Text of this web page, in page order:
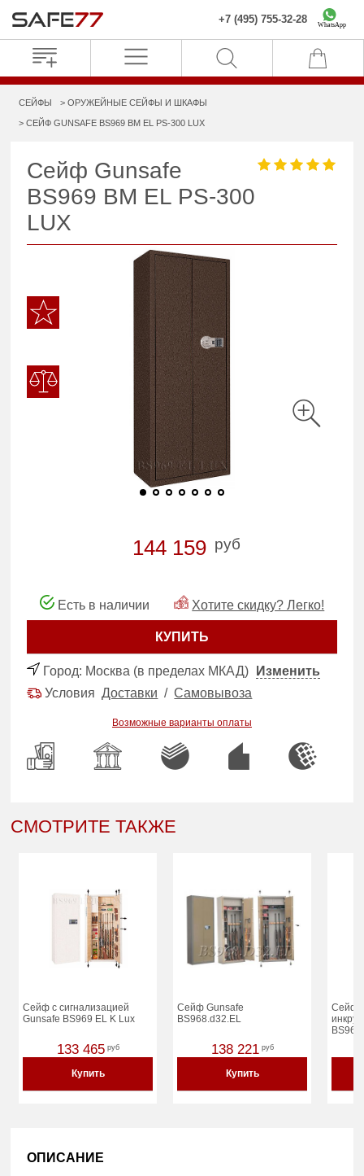
+7 (495) 755-32-28 WhatsApp
СЕЙФЫ ОРУЖЕЙНЫЕ СЕЙФЫ И ШКАФЫ
СЕЙФ GUNSAFE BS969 BM EL PS-300 LUX
Сейф Gunsafe
BS969 BM EL PS-300
LUX
144 159 руб
Есть в наличии Хотите скидку? Легко!
КУПИТЬ
Город: Москва (в пределах МКАД)
Изменить
УсловияДоставки /Самовывоза
Возможные варианты оплаты
СМОТРИТЕ ТАКЖЕ
Сейф с сигнализацией
Gunsafe BS969 EL K Lux
133 465 руб
Купить
Сейф Gunsafe
BS968.d32.EL
138 221 руб
Купить
Сейф
ОПИСАНИЕ